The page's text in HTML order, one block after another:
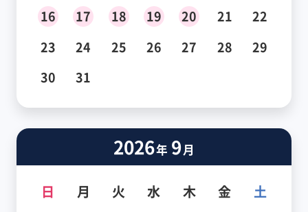
16
17 18 19 20 21
22
23
24 25 26 27 28
29
30
31
2026年 9月
日 月 火 水 木 金 土